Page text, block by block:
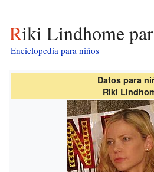
Riki Lindhome
Enciclopedia para niños
Datos para
Riki